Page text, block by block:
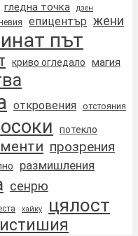
гледна точка дзен
епицентър жени
път
криво огледало магия
откровения отстояния
потекло
прозрения
размишления
сенрю
хайку цялост